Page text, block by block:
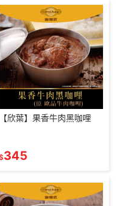
【欣葉】果香牛肉黑咖哩
345